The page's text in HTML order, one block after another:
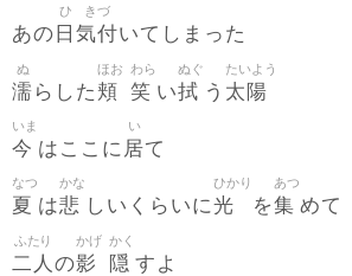
あの 日
ひ
気付
きづ
いてしまった
濡
ぬ
らした頬
ほお
笑
わら
い拭
ぬぐ
う 太陽
たいよう
今
いま
はここに 居
い
て
夏
なつ
は悲
かな
しいくらいに光
ひかり
を集
あつ
めて
二人
ふたり
の影
かげ
隠
かく
すよ